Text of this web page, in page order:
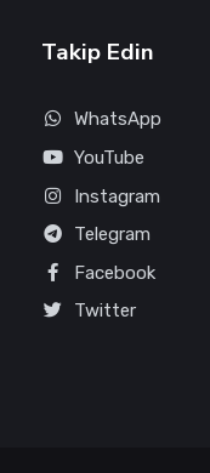
Takip Edin
WhatsApp
YouTube
Instagram
Telegram
Facebook
Twitter